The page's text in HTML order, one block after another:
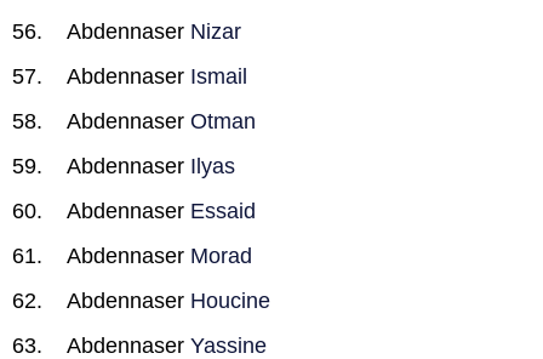
Abdennaser Nizar
Abdennaser Ismail
Abdennaser Otman
Abdennaser Ilyas
Abdennaser Essaid
Abdennaser Morad
Abdennaser Houcine
Abdennaser Yassine